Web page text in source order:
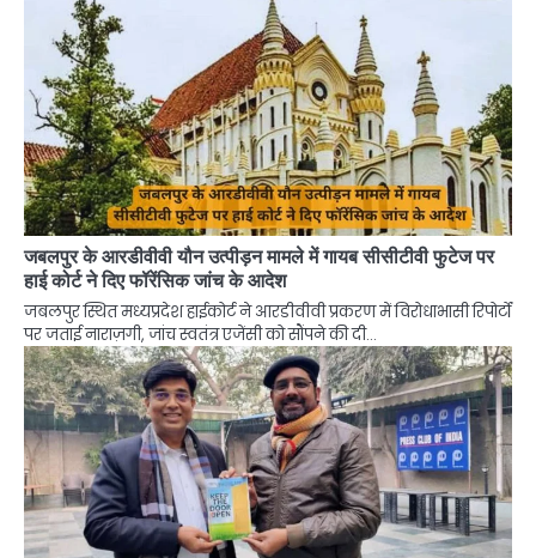
जबलपुर के आरडीवीवी यौन उत्पीड़न मामले में गायब सीसीटीवी फुटेज पर
हाई कोर्ट ने दिए फॉरेंसिक जांच के आदेश
जबलपुर स्थित मध्यप्रदेश हाईकोर्ट ने आरडीवीवी प्रकरण में विरोधाभासी रिपोर्टों
पर जताई नाराज़गी, जांच स्वतंत्र एजेंसी को सौंपने की दी…